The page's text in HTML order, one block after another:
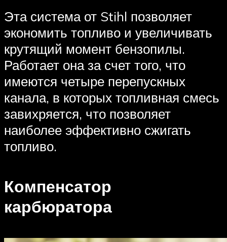
Эта система от Stihl позволяет
экономить топливо и увеличивать
крутящий момент бензопилы.
Работает она за счет того, что
имеются четыре перепускных
канала, в которых топливная смесь
завихряется, что позволяет
наиболее эффективно сжигать
топливо.
Компенсатор
карбюратора